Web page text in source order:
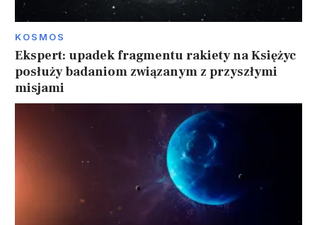
KOSMOS
Ekspert: upadek fragmentu rakiety na Księżyc
posłuży badaniom związanym z przyszłymi
misjami